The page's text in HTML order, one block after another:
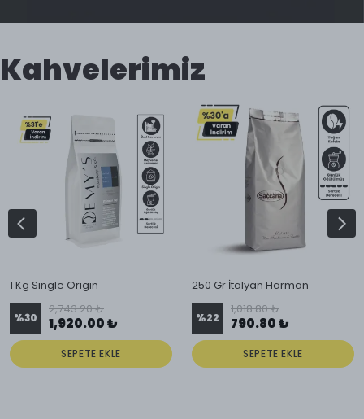
Kahvelerimiz
1 Kg Single Origin
%30
2,743.20 ₺
1,920.00 ₺
SEPETE EKLE
250 Gr İtalyan Harman
%22
1,018.80 ₺
790.80 ₺
SEPETE EKLE